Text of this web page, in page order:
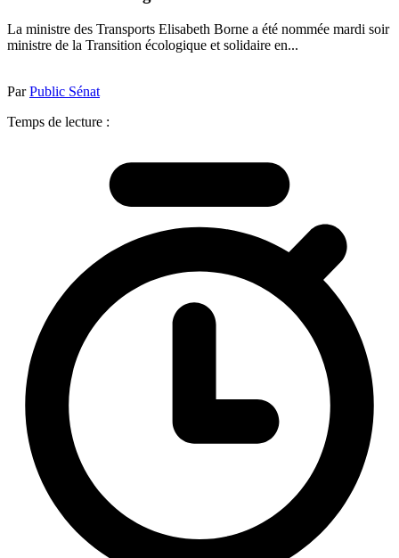
La ministre des Transports Elisabeth Borne a été nommée mardi soir
ministre de la Transition écologique et solidaire en...
ParPublic Sénat
Temps de lecture :